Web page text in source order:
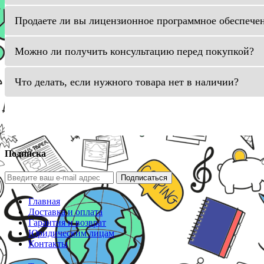
Продаете ли вы лицензионное программное
Можно ли получить консультацию перед покупкой?
Что делать, если нужного товара нет в наличии?
Подписка
Подписаться
Главная
Доставка и оплата
Гарантия и возврат
Юридическим лицам
Контакты